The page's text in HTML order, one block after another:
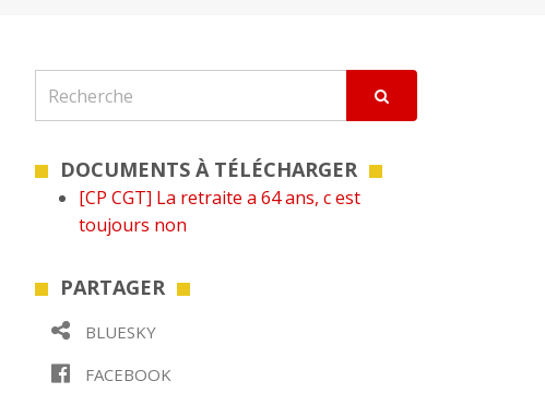
DOCUMENTS À TÉLÉCHARGER
[CP CGT] La retraite a 64 ans, c est
toujours non
PARTAGER
BLUESKY
FACEBOOK